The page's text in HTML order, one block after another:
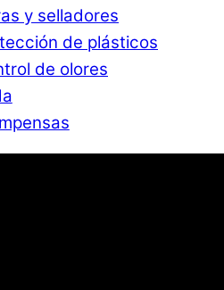
y selladores
de plásticos
de olores